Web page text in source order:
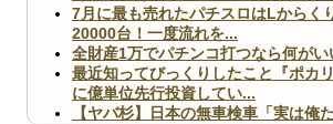
7月に最も売れたパチスロはLからく
20000台！一度流れを...
全財産1万でパチンコ打つなら何がい
最近知ってびっくりしたこと『ポカ
に億単位先行投資してい...
【ヤバ杉】日本の無車検車「実は俺